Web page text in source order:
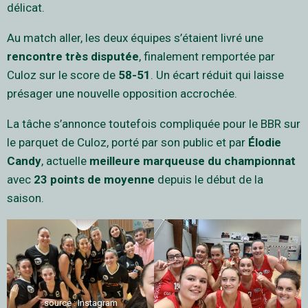
délicat.
Au match aller, les deux équipes s’étaient livré une
rencontre très disputée, finalement remportée par
Culoz sur le score de 58-51 . Un écart réduit qui laisse
présager une nouvelle opposition accrochée.
La tâche s’annonce toutefois compliquée pour le BBR sur
le parquet de Culoz, porté par son public et par Élodie
Candy, actuelle meilleure marqueuse du championnat
avec 23 points de moyenne depuis le début de la
saison.
source : Instagram